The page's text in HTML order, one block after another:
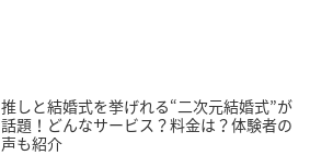
推しと結婚式を挙げれる“二次元結婚式”が
話題！どんなサービス？料金は？体験者の
声も紹介